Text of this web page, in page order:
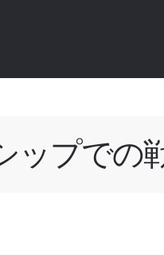
ップでの